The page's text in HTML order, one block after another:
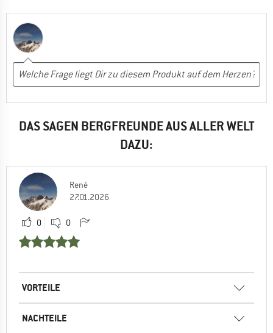
DAS SAGEN BERGFREUNDE AUS ALLER WELT
DAZU:
René
27.01.2026
0 0
VORTEILE
NACHTEILE